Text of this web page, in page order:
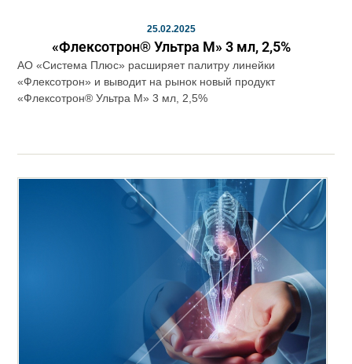
25.02.2025
«Флексотрон® Ультра М» 3 мл, 2,5%
АО «Система Плюс» расширяет палитру линейки
«Флексотрон» и выводит на рынок новый продукт
«Флексотрон® Ультра М» 3 мл, 2,5%